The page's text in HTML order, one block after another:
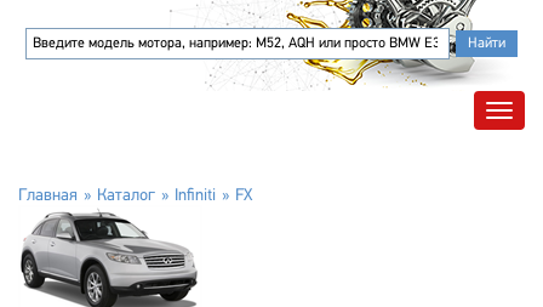
Главная Каталог Infiniti FX